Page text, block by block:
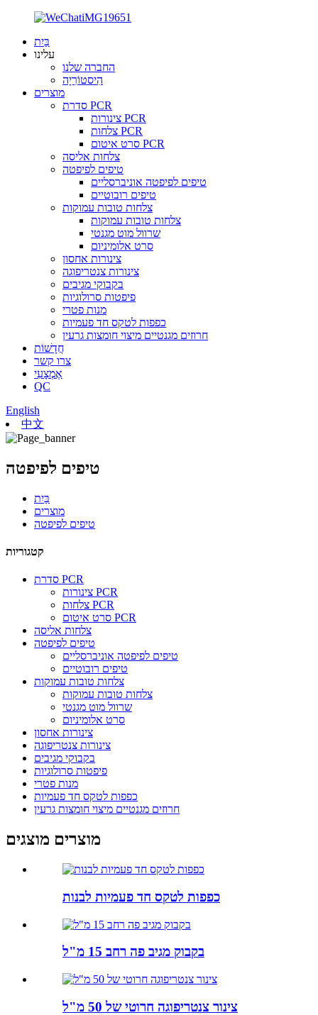
בַּיִת
עלינו
החברה שלנו
הִיסטוֹרִיָה
מוצרים
סדרת PCR
צינורות PCR
צלחות PCR
סרט איטום PCR
צלחות אליסה
טיפים לפיפטה
טיפים לפיפטה אוניברסליים
טיפים רובוטיים
צלחות טובות עמוקות
צלחות טובות עמוקות
שרוול מוט מגנטי
סרט אלומיניום
צינורות אחסון
צינורות צנטריפוגה
בקבוקי מגיבים
פיפטות סרולוגיות
מנות פטרי
כפפות לטקס חד פעמיות
חרוזים מגנטיים מיצוי חומצות גרעין
חֲדָשׁוֹת
צרו קשר
אֶמְצָעִי
QC
English
中文
טיפים לפיפטה
בַּיִת
מוצרים
טיפים לפיפטה
קטגוריות
סדרת PCR
צינורות PCR
צלחות PCR
סרט איטום PCR
צלחות אליסה
טיפים לפיפטה
טיפים לפיפטה אוניברסליים
טיפים רובוטיים
צלחות טובות עמוקות
צלחות טובות עמוקות
שרוול מוט מגנטי
סרט אלומיניום
צינורות אחסון
צינורות צנטריפוגה
בקבוקי מגיבים
פיפטות סרולוגיות
מנות פטרי
כפפות לטקס חד פעמיות
חרוזים מגנטיים מיצוי חומצות גרעין
מוצרים מוצגים
כפפות לטקס חד פעמיות לבנות
בקבוק מגיב פה רחב 15 מ"ל
צינור צנטריפוגה חרוטי של 50 מ"ל